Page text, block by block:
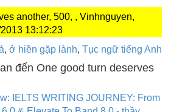
another, 500, , Vinhnguyen,
13:12:23
, ở hiền gặp lành, Tục ngữ tiếng Anh
đến One good turn deserves
IELTS WRITING JOURNEY: From